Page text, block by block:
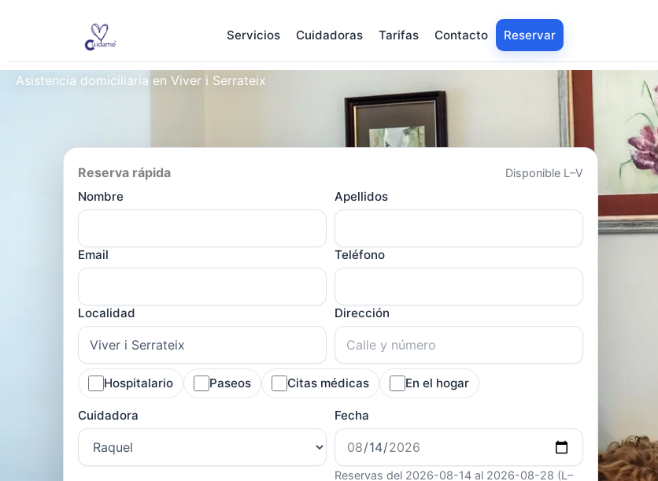
Servicios Cuidadoras Tarifas Contacto Reservar
Asistencia domiciliaria en Viver i Serrateix
Reserva rápida Disponible L–V
Nombre Apellidos
Email Teléfono
Localidad Dirección
Hospitalario Paseos Citas médicas En el hogar
Cuidadora Fecha
Reservas del 2026-08-14 al 2026-08-28 (L–